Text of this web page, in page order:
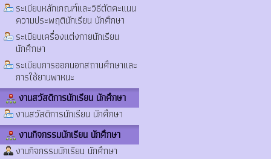
ระเบียบหลักเกณฑ์และวิธีตัดคะแนน
ความประพฤตินักเรียน นักศึกษา
ระเบียบเครื่องแต่งกายนักเรียน
นักศึกษา
ระเบียบการออกนอกสถานศึกษาและ
การใช้ยานพาหนะ
งานสวัสดิการนักเรียน นักศึกษา
งานสวัสดิการนักเรียน นักศึกษา
งานกิจกรรมนักเรียน นักศึกษา
งานกิจกรรมนักเรียน นักศึกษา